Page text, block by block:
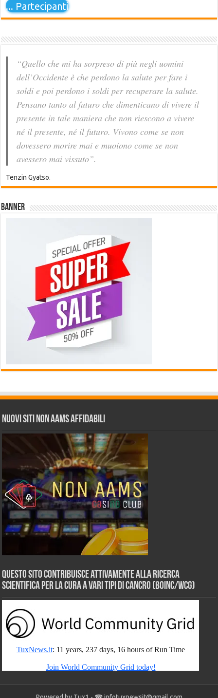
... Partecipanti
“Quello che mi ha sorpreso di più negli uomini
dell’Occidente è che perdono la salute per fare i
soldi e poi perdono i soldi per recuperare la salute.
Pensano tanto al futuro che dimenticano di vivere il
presente in tale maniera che non riescono a vivere
né il presente, né il futuro. Vivono come se non
dovessero morire mai e muoiono come se non
avessero mai vissuto”.
Tenzin Gyatso.
Banner
Nuovi siti non AAMS affidabili
Questo sito contribuisce attivamente alla ricerca
scientifica per la cura a vari tipi di Cancro (BOINC/WCG)